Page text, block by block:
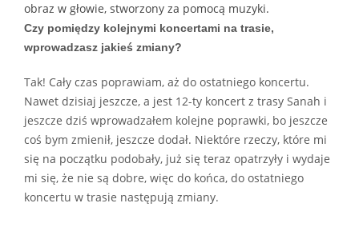
obraz w głowie, stworzony za pomocą muzyki.
Czy pomiędzy kolejnymi koncertami na trasie,
wprowadzasz jakieś zmiany?
Tak! Cały czas poprawiam, aż do ostatniego koncertu.
Nawet dzisiaj jeszcze, a jest 12-ty koncert z trasy Sanah i
jeszcze dziś wprowadzałem kolejne poprawki, bo jeszcze
coś bym zmienił, jeszcze dodał. Niektóre rzeczy, które mi
się na początku podobały, już się teraz opatrzyły i wydaje
mi się, że nie są dobre, więc do końca, do ostatniego
koncertu w trasie następują zmiany.